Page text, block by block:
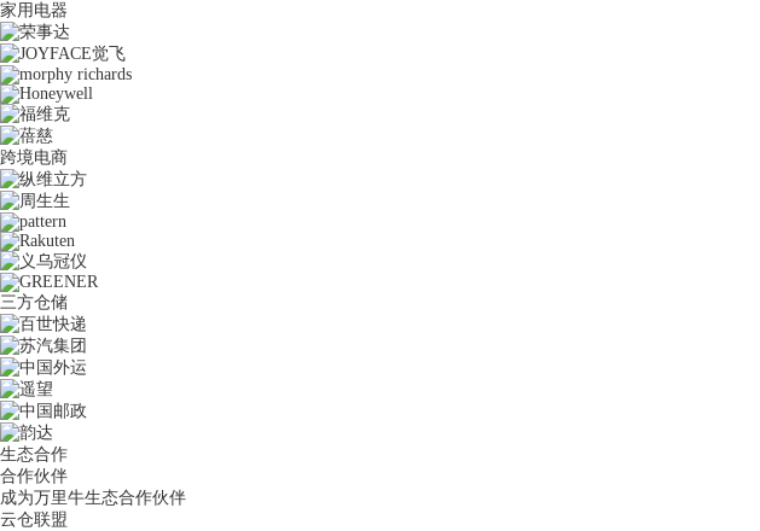
家用电器
跨境电商
三方仓储
生态合作
合作伙伴
成为万里牛生态合作伙伴
云仓联盟